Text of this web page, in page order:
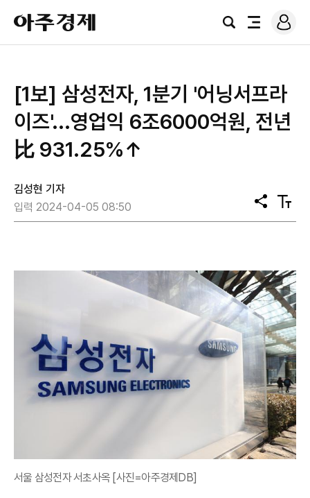
아
주
경
검
전
로
그
[1보] 삼성전자, 1분기 '어닝서프라
이즈'...영업익 6조6000억원, 전년
比 931.25%↑
김성현 기자
입력 2024-04-05 08:50
공
유
텍
스
서울 삼성전자 서초사옥 [사진=아주경제DB]